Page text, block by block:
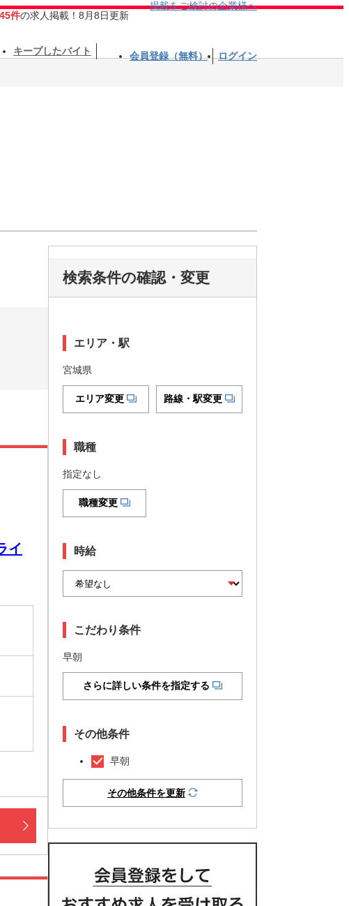
件の求人掲載！8月8日更新
掲載をご検討の企業様へ
キープしたバイト 会員登録（無料） ログイン
イ
検索条件の確認・変更
エリア・駅
宮城県
エリア変更 路線・駅変更
職種
指定なし
職種変更
時給
こだわり条件
早朝
さらに詳しい条件を指定する
その他条件
早朝
その他条件を更新